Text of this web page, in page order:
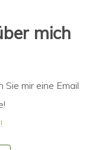
mich
Sie mir eine Email